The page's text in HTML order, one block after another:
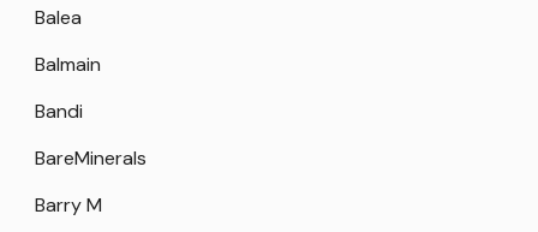
Balea
Balmain
Bandi
BareMinerals
Barry M